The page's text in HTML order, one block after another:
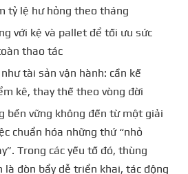
tỷ lệ hư hỏng theo tháng
với kệ và pallet để tối ưu sức
thao tác
tài sản vận hành: cần kế
kê, thay thế theo vòng đời
bền vững không đến từ một giải
chuẩn hóa những thứ “nhỏ
Trong các yếu tố đó, thùng
là đòn bẩy dễ triển khai, tác động